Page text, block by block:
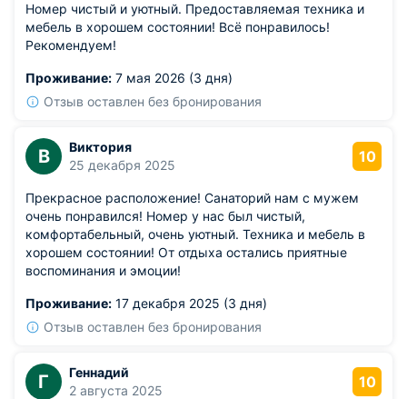
Номер чистый и уютный. Предоставляемая техника и
мебель в хорошем состоянии! Всё понравилось!
Рекомендуем!
Проживание: 7 мая 2026 (3 дня)
Отзыв оставлен без бронирования
В
Виктория
25 декабря 2025
10
Прекрасное расположение! Санаторий нам с мужем
очень понравился! Номер у нас был чистый,
комфортабельный, очень уютный. Техника и мебель в
хорошем состоянии! От отдыха остались приятные
воспоминания и эмоции!
Проживание: 17 декабря 2025 (3 дня)
Отзыв оставлен без бронирования
Г
Геннадий
2 августа 2025
10